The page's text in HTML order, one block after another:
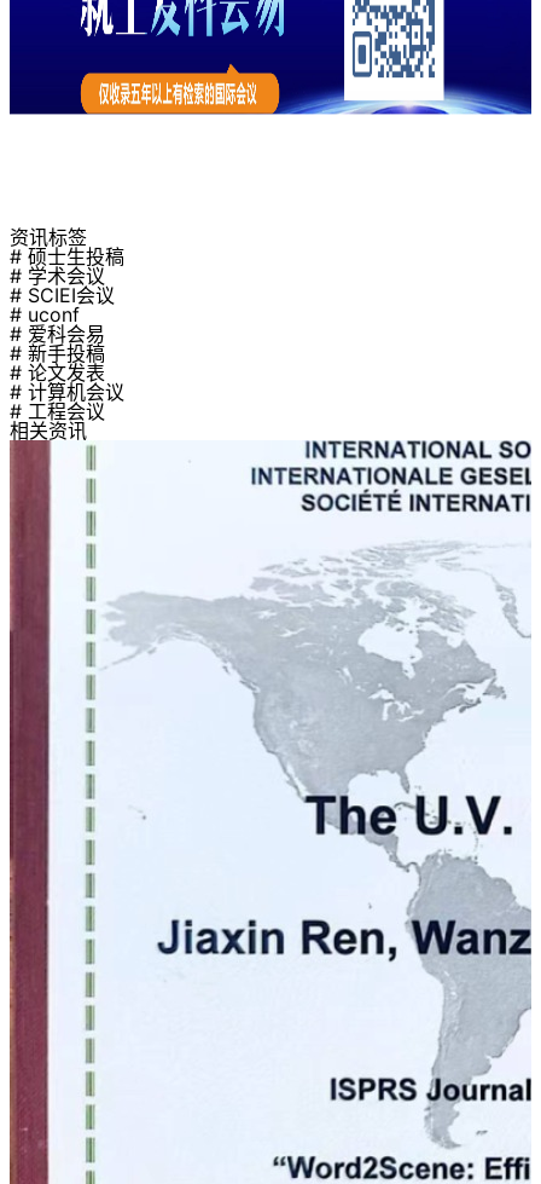
资讯标签
# 硕士生投稿
# 学术会议
# SCIEI会议
# uconf
# 爱科会易
# 新手投稿
# 论文发表
# 计算机会议
# 工程会议
相关资讯